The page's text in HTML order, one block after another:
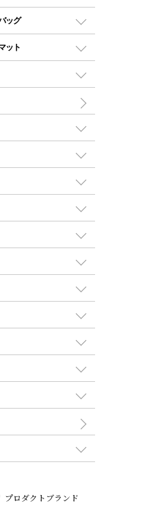
ッグ
ュラフ
ット
グリル
プロダクトブランド